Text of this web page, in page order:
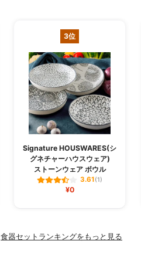
3位
Signature HOUSWARES(シ
グネチャーハウスウェア)
ストーンウェア ボウル
3.61(1)
¥0
食器セットランキングをもっと見る